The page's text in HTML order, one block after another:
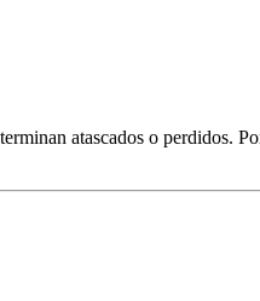
atascados o perdidos.